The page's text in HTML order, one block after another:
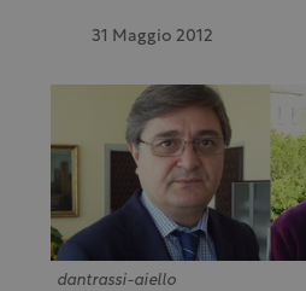
31 Maggio 2012
dantrassi-aiello